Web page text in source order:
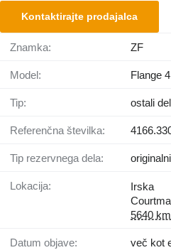
Kontaktirajte prodajalca
Znamka: ZF
Model: Flange
Tip: ostali
Referenčna številka:
Tip rezervnega dela:
Lokacija:
Irska
5640
Datum objave: več kot